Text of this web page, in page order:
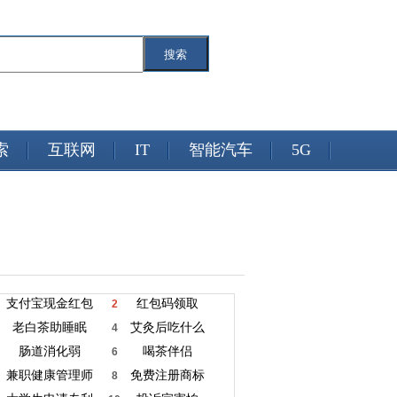
搜索
互联网 IT 智能汽车 5G